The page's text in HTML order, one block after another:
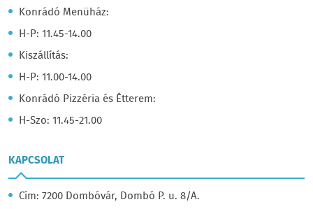
Konrádó Menüház:
H-P: 11.45-14.00
Kiszállítás:
H-P: 11.00-14.00
Konrádó Pizzéria és Étterem:
H-Szo: 11.45-21.00
KAPCSOLAT
Cím: 7200 Dombóvár, Dombó P. u. 8/A.